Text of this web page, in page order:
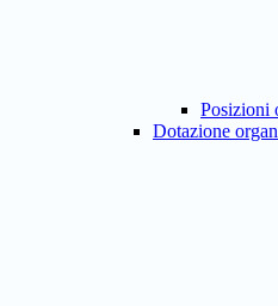
Posizioni
Dotazione